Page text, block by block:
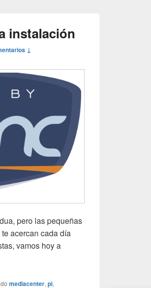
instalación
↓
pero las pequeñas
acercan cada día
vamos hoy a
(1) – La instalación
mediacenter, pi,